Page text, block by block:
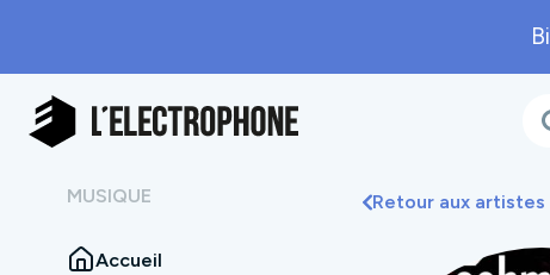
MUSIQUE
Accueil
Retour aux artistes